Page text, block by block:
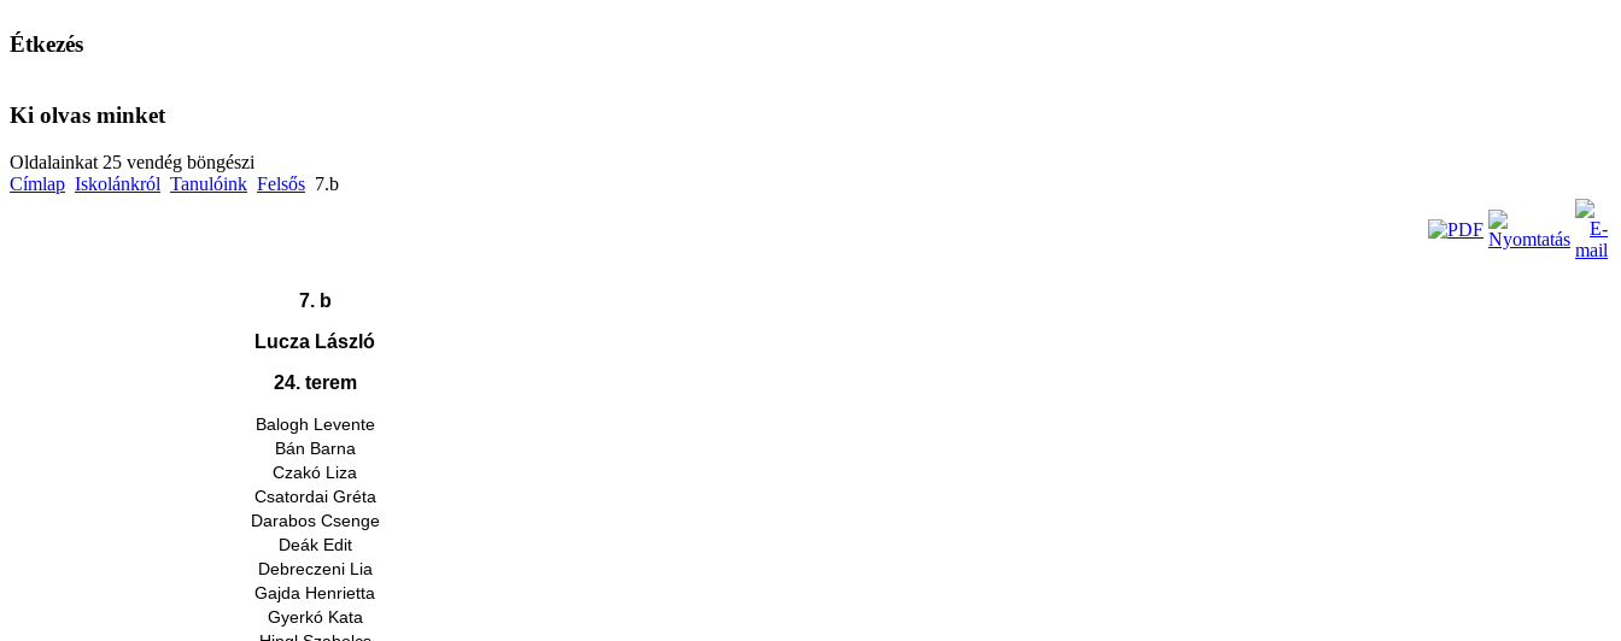
Étkezés
Ki olvas minket
Oldalainkat 25 vendég böngészi
Címlap Iskolánkról Tanulóink Felsős 7.b
7. b
Lucza László
24. terem
Balogh Levente
Bán Barna
Czakó Liza
Csatordai Gréta
Darabos Csenge
Deák Edit
Debreczeni Lia
Gajda Henrietta
Gyerkó Kata